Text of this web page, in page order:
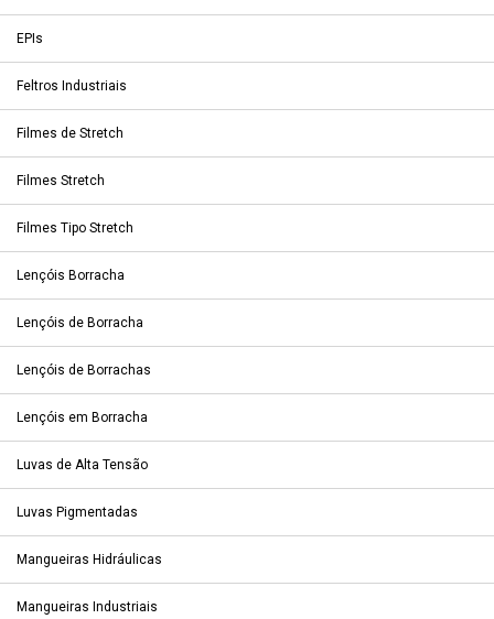
EPIs
Feltros Industriais
Filmes de Stretch
Filmes Stretch
Filmes Tipo Stretch
Lençóis Borracha
Lençóis de Borracha
Lençóis de Borrachas
Lençóis em Borracha
Luvas de Alta Tensão
Luvas Pigmentadas
Mangueiras Hidráulicas
Mangueiras Industriais